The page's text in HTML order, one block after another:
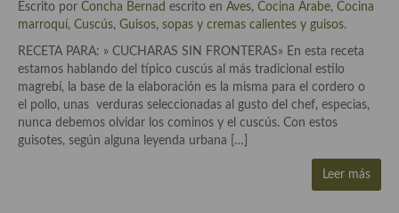
Quínoa
Pasta
Arroces Y fideuás
Escrito por Concha Bernad escrito en Aves, Cocina Arabe, Cocina
marroquí, Cuscús, Guisos, sopas y cremas calientes y guisos.
RECETA PARA: » CUCHARAS SIN FRONTERAS» En esta receta
estamos hablando del típico cuscús al más tradicional estilo
magrebí, la base de la elaboración es la misma para el cordero o
el pollo, unas verduras seleccionadas al gusto del chef, especias,
nunca debemos olvidar los cominos y el cuscús. Con estos
guisotes, según alguna leyenda urbana […]
Leer más